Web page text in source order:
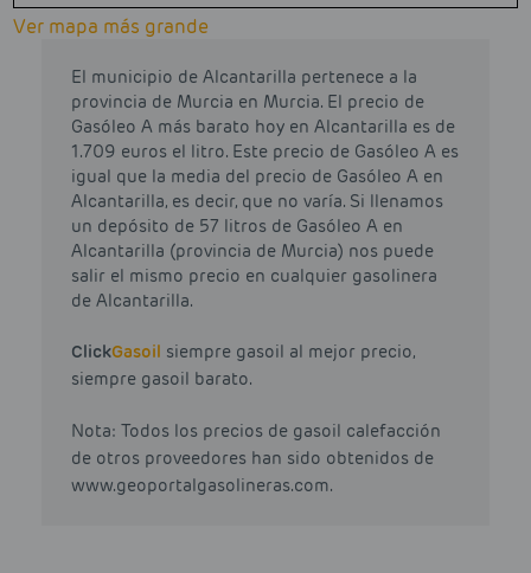
Ver mapa más grande
El municipio de Alcantarilla pertenece a la
provincia de Murcia en Murcia. El precio de
Gasóleo A más barato hoy en Alcantarilla es de
1.709 euros el litro. Este precio de Gasóleo A es
igual que la media del precio de Gasóleo A en
Alcantarilla, es decir, que no varía. Si llenamos
un depósito de 57 litros de Gasóleo A en
Alcantarilla (provincia de Murcia) nos puede
salir el mismo precio en cualquier gasolinera
de Alcantarilla.
ClickGasoil siempre gasoil al mejor precio,
siempre gasoil barato.
Nota: Todos los precios de gasoil calefacción
de otros proveedores han sido obtenidos de
www.geoportalgasolineras.com.